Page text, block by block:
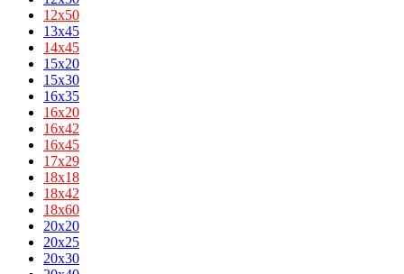
12х50
13x45
14х45
15x20
15x30
16x35
16х20
16х42
16х45
17х29
18х18
18х42
18х60
20x20
20x25
20x30